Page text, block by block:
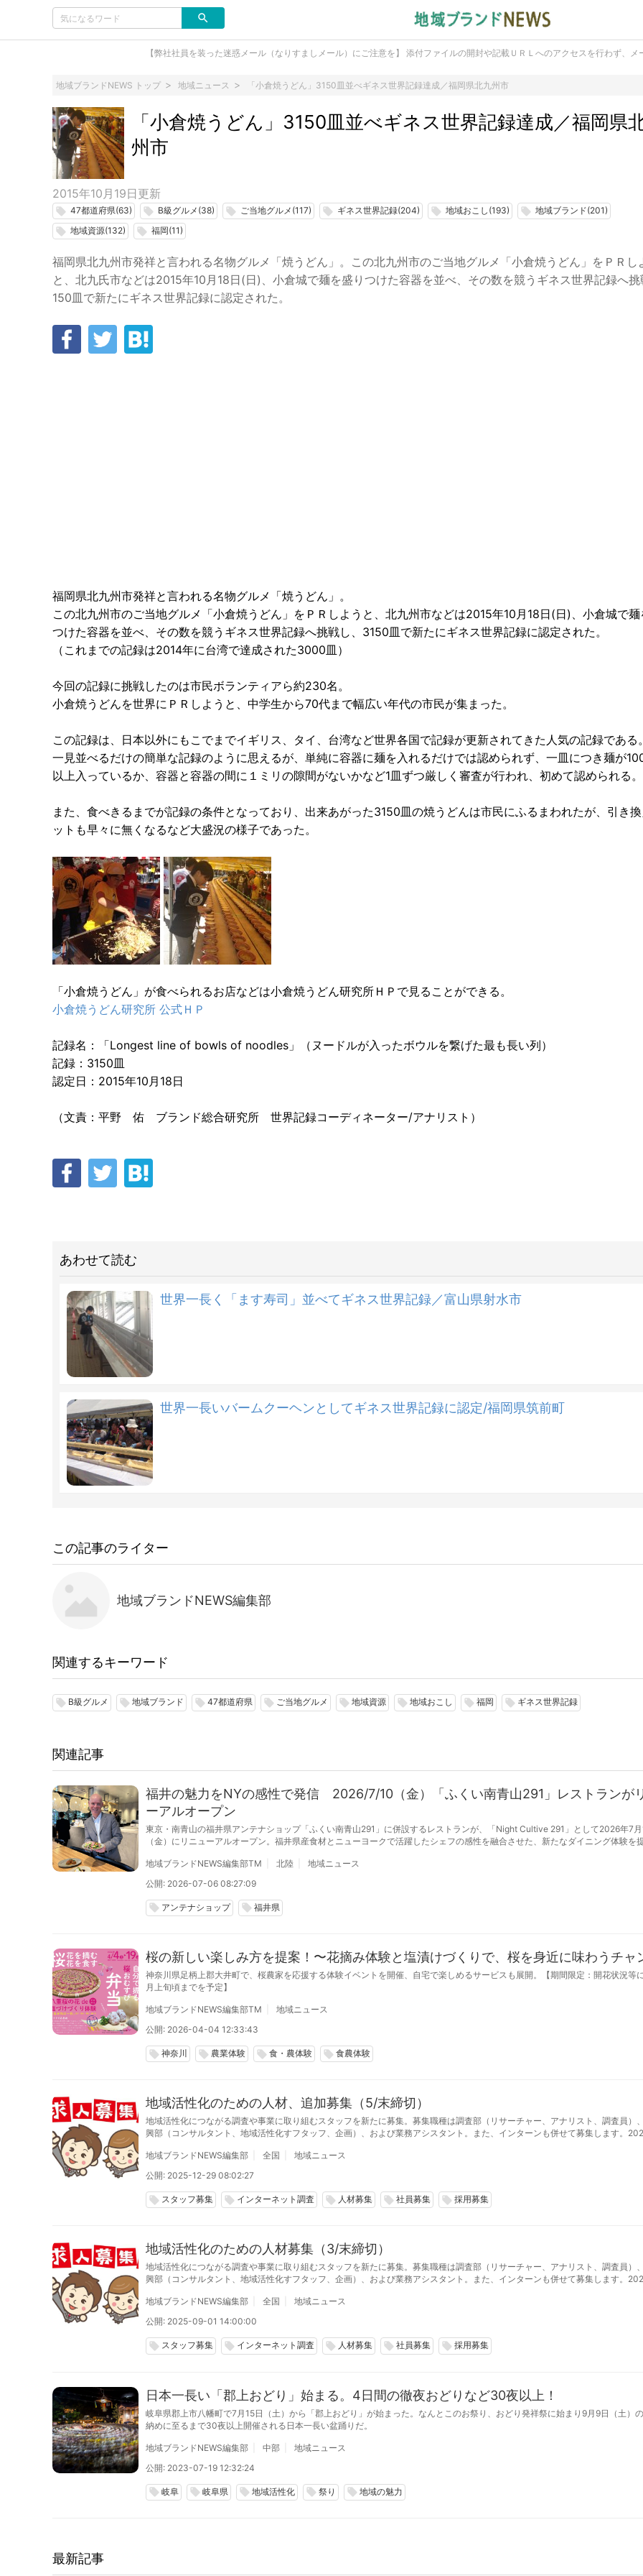
【弊社社員を装った迷惑メール（なりすましメール）にご注意を】 添付ファイルの開封や記載ＵＲＬへのアクセスを行わず、メ
地域ブランドNEWS トップ 地域ニュース 「小倉焼うどん」3150皿並べギネス世界記録達成／福岡県北九州市
「小倉焼うどん」3150皿並べギネス世界記録達成／福岡県
州市
2015年10月19日 更新
local_offer 47都道府県(63) local_offer B級グルメ(38) local_offer ご当地グルメ(117) local_offer ギネス世界記録(204) local_offer 地域おこし(193) local_offer 地域ブランド(201)
local_offer 地域資源(132) local_offer 福岡(11)
福岡県北九州市発祥と言われる名物グルメ「焼うどん」。この北九州市のご当地グルメ「小倉焼うどん」をＰＲし
と、北九氏市などは2015年10月18日(日)、小倉城で麺を盛りつけた容器を並べ、その数を競うギネス世界記録へ
150皿で新たにギネス世界記録に認定された。
福岡県北九州市発祥と言われる名物グルメ「焼うどん」。
この北九州市のご当地グルメ「小倉焼うどん」をＰＲしようと、北九州市などは2015年10月18日(日)、小倉城で麺
つけた容器を並べ、その数を競うギネス世界記録へ挑戦し、3150皿で新たにギネス世界記録に認定された。
（これまでの記録は2014年に台湾で達成された3000皿）
今回の記録に挑戦したのは市民ボランティアら約230名。
小倉焼うどんを世界にＰＲしようと、中学生から70代まで幅広い年代の市民が集まった。
この記録は、日本以外にもこでまでイギリス、タイ、台湾など世界各国で記録が更新されてきた人気の記録である。
一見並べるだけの簡単な記録のように思えるが、単純に容器に麺を入れるだけでは認められず、一皿につき麺が
以上入っているか、容器と容器の間に１ミリの隙間がないかなど1皿ずつ厳しく審査が行われ、初めて認められる。
また、食べきるまでが記録の条件となっており、出来あがった3150皿の焼うどんは市民にふるまわれたが、引き
ットも早々に無くなるなど大盛況の様子であった。
「小倉焼うどん」が食べられるお店などは小倉焼うどん研究所ＨＰで見ることができる。
小倉焼うどん研究所 公式ＨＰ
記録名：「Longest line of bowls of noodles」（ヌードルが入ったボウルを繋げた最も長い列）
記録：3150皿
認定日：2015年10月18日
（文責：平野 佑 ブランド総合研究所 世界記録コーディネーター/アナリスト）
あわせて読む
世界一長く「ます寿司」並べてギネス世界記録／富山県射水市
世界一長いバームクーヘンとしてギネス世界記録に認定/福岡県筑前町
この記事のライター
地域ブランドNEWS編集部
関連するキーワード
local_offer B級グルメ local_offer 地域ブランド local_offer 47都道府県 local_offer ご当地グルメ local_offer 地域資源 local_offer 地域おこし local_offer 福岡 local_offer ギネス世界記録
関連記事
福井の魅力をNYの感性で発信 2026/7/10（金）「ふくい南青山291」レストランが
ーアルオープン
東京・南青山の福井県アンテナショップ「ふくい南青山291」に併設するレストランが、「Night Cultive 291」として2026年7
（金）にリニューアルオープン。福井県産食材とニューヨークで活躍したシェフの感性を融合させた、新たなダイニング体験を
地域ブランドNEWS編集部TM
北陸
地域ニュース
公開: 2026-07-06 08:27:09
local_offer アンテナショップ local_offer 福井県
桜の新しい楽しみ方を提案！〜花摘み体験と塩漬けづくりで、桜を身近に味わうチャ
神奈川県足柄上郡大井町で、桜農家を応援する体験イベントを開催、自宅で楽しめるサービスも展開。【期間限定：開花状況等
月上旬頃までを予定】
地域ブランドNEWS編集部TM
地域ニュース
公開: 2026-04-04 12:33:43
local_offer 神奈川 local_offer 農業体験 local_offer 食・農体験 local_offer 食農体験
地域活性化のための人材、追加募集（5/末締切）
地域活性化につながる調査や事業に取り組むスタッフを新たに募集。募集職種は調査部（リサーチャー、アナリスト、調査員）
興部（コンサルタント、地域活性化すフタッフ、企画）、および業務アシスタント。また、インターンも併せて募集します。
地域ブランドNEWS編集部
全国
地域ニュース
公開: 2025-12-29 08:02:27
local_offer スタッフ募集 local_offer インターネット調査 local_offer 人材募集 local_offer 社員募集 local_offer 採用募集
地域活性化のための人材募集（3/末締切）
地域活性化につながる調査や事業に取り組むスタッフを新たに募集。募集職種は調査部（リサーチャー、アナリスト、調査員）
興部（コンサルタント、地域活性化すフタッフ、企画）、および業務アシスタント。また、インターンも併せて募集します。
地域ブランドNEWS編集部
全国
地域ニュース
公開: 2025-09-01 14:00:00
local_offer スタッフ募集 local_offer インターネット調査 local_offer 人材募集 local_offer 社員募集 local_offer 採用募集
日本一長い「郡上おどり」始まる。4日間の徹夜おどりなど30夜以上！
岐阜県郡上市八幡町で7月15日（土）から「郡上おどり」が始まった。なんとこのお祭り、おどり発祥祭に始まり9月9日（土）
納めに至るまで30夜以上開催される日本一長い盆踊りだ。
地域ブランドNEWS編集部 中部
地域ニュース
公開: 2023-07-19 12:32:24
local_offer 岐阜 local_offer 岐阜県 local_offer 地域活性化 local_offer 祭り local_offer 地域の魅力
最新記事